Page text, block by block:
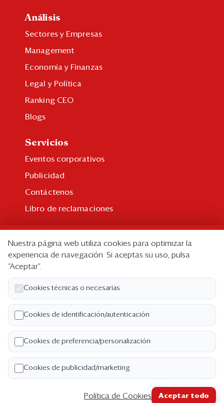
Análisis
Sectores y Empresas
Management
Economía y Finanzas
Legal y Política
Ranking CEO
Blogs
Servicios
Eventos corporativos
Publicidad
Contáctenos
Libro de reclamaciones
Suscripción individual
Paquetes corporativos
Edición Impresa
Nosotros
Quiénes somos
Código de ética
Términos y Condiciones
Nuestra página web utiliza cookies para optimizar la
experiencia de navegación. Si aceptas su uso, pulsa
“Aceptar”.
Cookies técnicas o necesarias
Cookies de identificación/autenticación
Cookies de preferencia/personalización
Cookies de publicidad/marketing
Política de Cookies Aceptar todo